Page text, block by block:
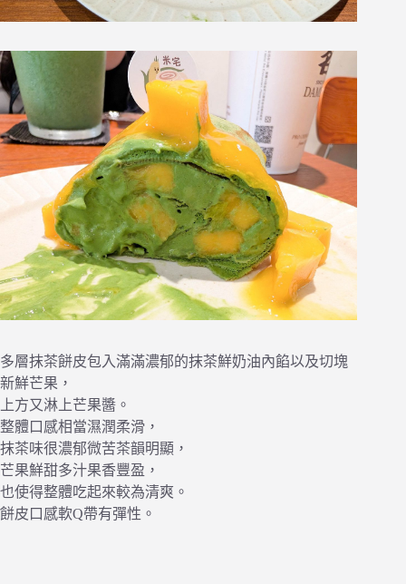
多層抹茶餅皮包入滿滿濃郁的抹茶鮮奶油內餡以及切塊
新鮮芒果，
上方又淋上芒果醬。
整體口感相當濕潤柔滑，
抹茶味很濃郁微苦茶韻明顯，
芒果鮮甜多汁果香豐盈，
也使得整體吃起來較為清爽。
餅皮口感軟Q帶有彈性。